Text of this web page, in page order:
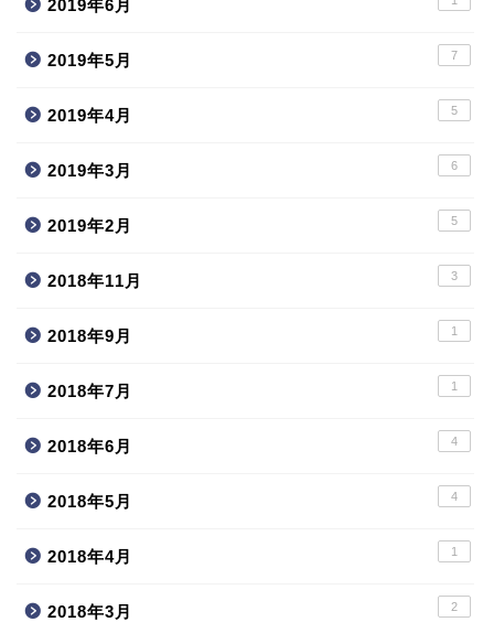
2019年6月
2019年5月 7
2019年4月 5
2019年3月 6
2019年2月 5
2018年11月 3
2018年9月 1
2018年7月 1
2018年6月 4
2018年5月 4
2018年4月 1
2018年3月 2